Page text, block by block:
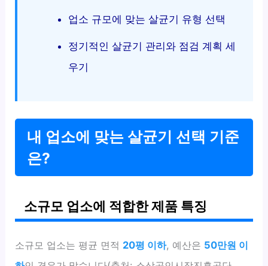
업소 규모에 맞는 살균기 유형 선택
정기적인 살균기 관리와 점검 계획 세
우기
내 업소에 맞는 살균기 선택 기준
은?
소규모 업소에 적합한 제품 특징
소규모 업소는 평균 면적 20평 이하, 예산은 50만원 이